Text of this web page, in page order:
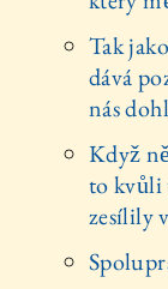
Tak
dává
nás
Když
to kvůli
zesílily